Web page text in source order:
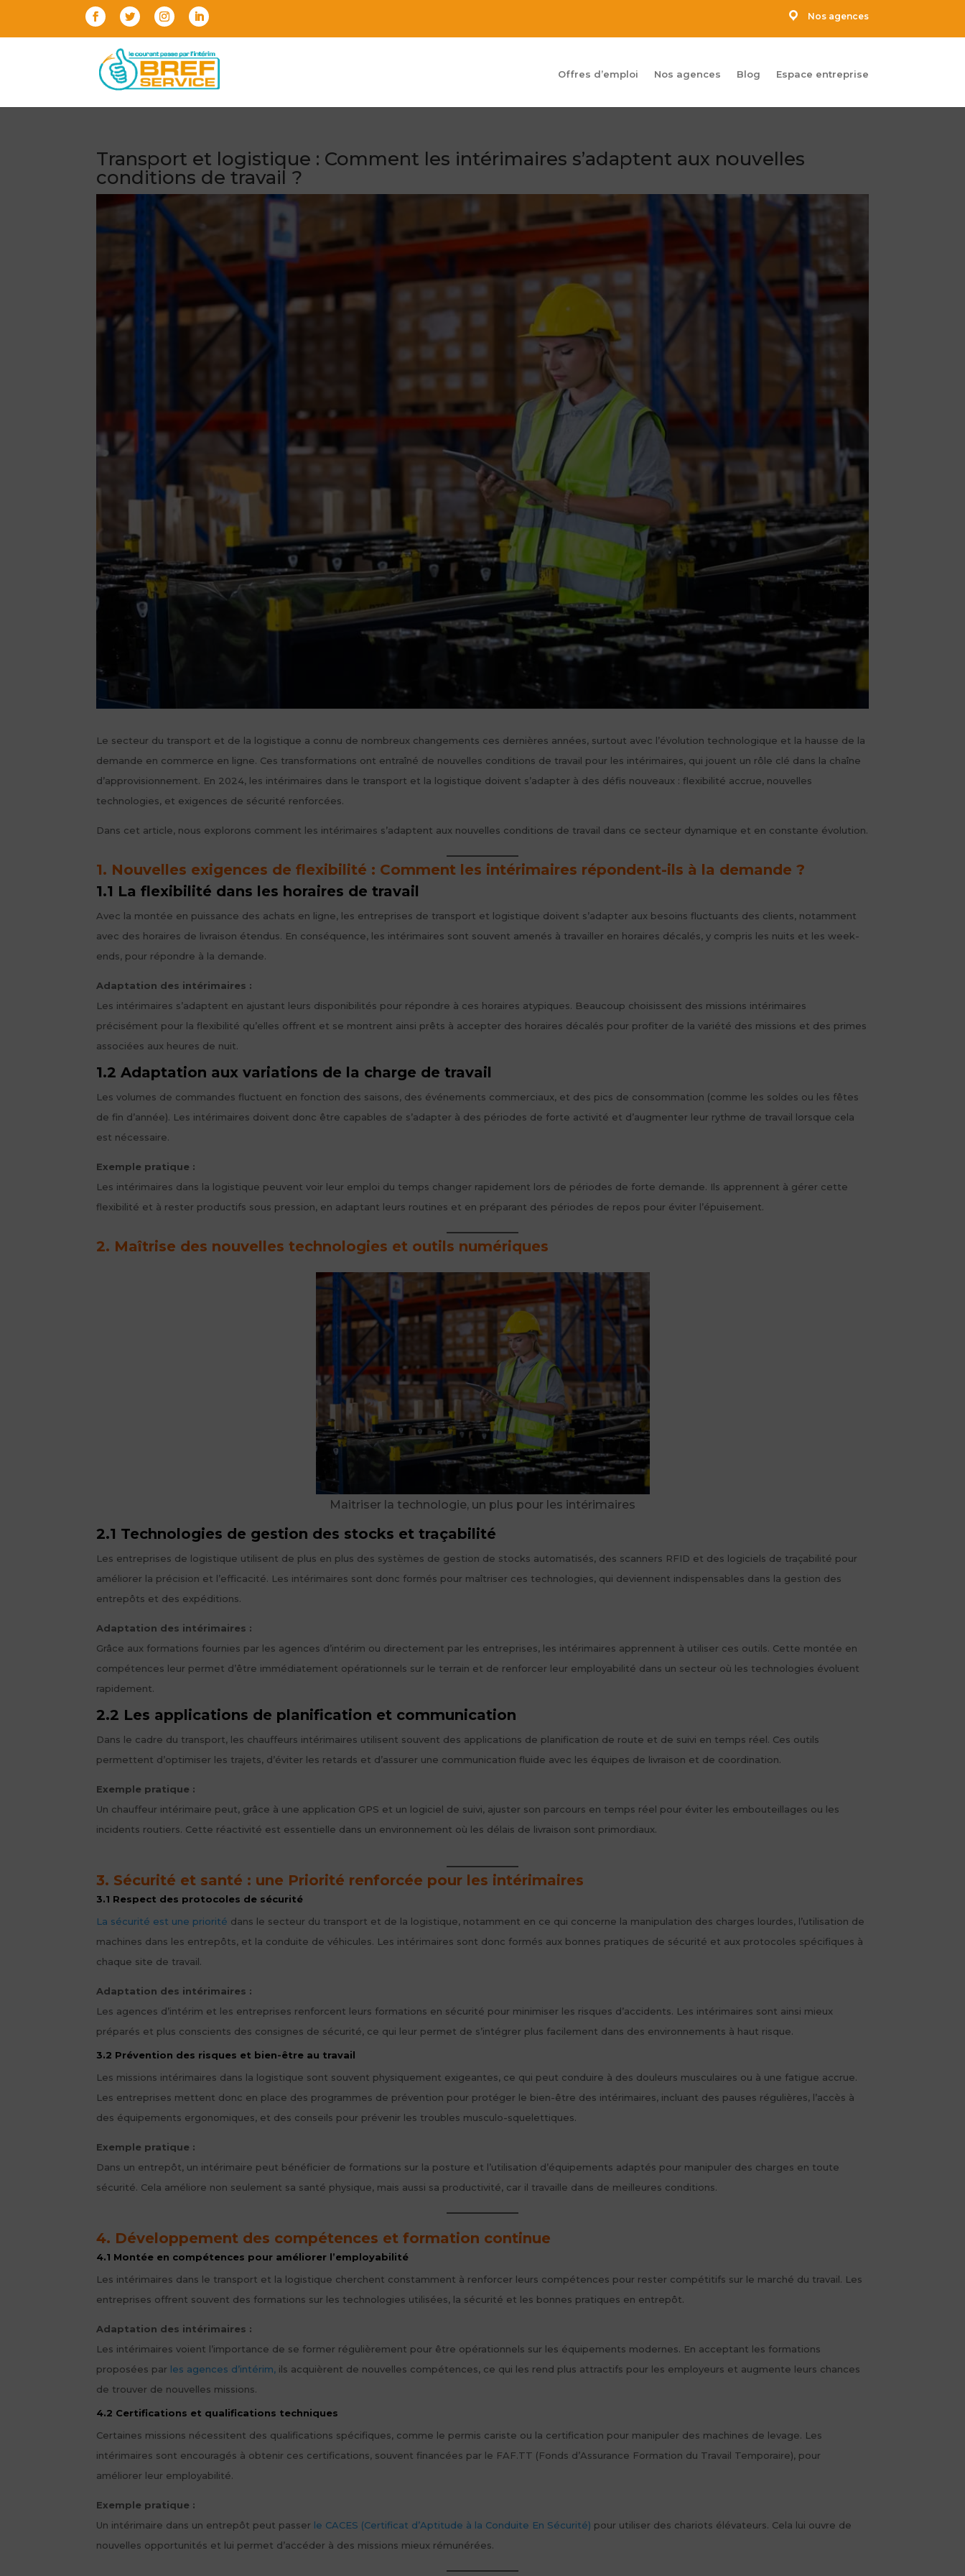
Nos agences
Offres d’emploi Nos agences Blog Espace entreprise
Transport et logistique : Comment les intérimaires s’adaptent aux nouvelles
conditions de travail ?
Le secteur du transport et de la logistique a connu de nombreux changements ces dernières années, surtout avec l’évolution technologique et la hausse de la
demande en commerce en ligne. Ces transformations ont entraîné de nouvelles conditions de travail pour les intérimaires, qui jouent un rôle clé dans la chaîne
d’approvisionnement. En 2024, les intérimaires dans le transport et la logistique doivent s’adapter à des défis nouveaux : flexibilité accrue, nouvelles
technologies, et exigences de sécurité renforcées.
Dans cet article, nous explorons comment les intérimaires s’adaptent aux nouvelles conditions de travail dans ce secteur dynamique et en constante évolution.
1. Nouvelles exigences de flexibilité : Comment les intérimaires répondent-ils à la demande ?
1.1 La flexibilité dans les horaires de travail
Avec la montée en puissance des achats en ligne, les entreprises de transport et logistique doivent s’adapter aux besoins fluctuants des clients, notamment
avec des horaires de livraison étendus. En conséquence, les intérimaires sont souvent amenés à travailler en horaires décalés, y compris les nuits et les week-
ends, pour répondre à la demande.
Adaptation des intérimaires :
Les intérimaires s’adaptent en ajustant leurs disponibilités pour répondre à ces horaires atypiques. Beaucoup choisissent des missions intérimaires
précisément pour la flexibilité qu’elles offrent et se montrent ainsi prêts à accepter des horaires décalés pour profiter de la variété des missions et des primes
associées aux heures de nuit.
1.2 Adaptation aux variations de la charge de travail
Les volumes de commandes fluctuent en fonction des saisons, des événements commerciaux, et des pics de consommation (comme les soldes ou les fêtes
de fin d’année). Les intérimaires doivent donc être capables de s’adapter à des périodes de forte activité et d’augmenter leur rythme de travail lorsque cela
est nécessaire.
Exemple pratique :
Les intérimaires dans la logistique peuvent voir leur emploi du temps changer rapidement lors de périodes de forte demande. Ils apprennent à gérer cette
flexibilité et à rester productifs sous pression, en adaptant leurs routines et en préparant des périodes de repos pour éviter l’épuisement.
2. Maîtrise des nouvelles technologies et outils numériques
Maitriser la technologie, un plus pour les intérimaires
2.1 Technologies de gestion des stocks et traçabilité
Les entreprises de logistique utilisent de plus en plus des systèmes de gestion de stocks automatisés, des scanners RFID et des logiciels de traçabilité pour
améliorer la précision et l’efficacité. Les intérimaires sont donc formés pour maîtriser ces technologies, qui deviennent indispensables dans la gestion des
entrepôts et des expéditions.
Adaptation des intérimaires :
Grâce aux formations fournies par les agences d’intérim ou directement par les entreprises, les intérimaires apprennent à utiliser ces outils. Cette montée en
compétences leur permet d’être immédiatement opérationnels sur le terrain et de renforcer leur employabilité dans un secteur où les technologies évoluent
rapidement.
2.2 Les applications de planification et communication
Dans le cadre du transport, les chauffeurs intérimaires utilisent souvent des applications de planification de route et de suivi en temps réel. Ces outils
permettent d’optimiser les trajets, d’éviter les retards et d’assurer une communication fluide avec les équipes de livraison et de coordination.
Exemple pratique :
Un chauffeur intérimaire peut, grâce à une application GPS et un logiciel de suivi, ajuster son parcours en temps réel pour éviter les embouteillages ou les
incidents routiers. Cette réactivité est essentielle dans un environnement où les délais de livraison sont primordiaux.
3. Sécurité et santé : une Priorité renforcée pour les intérimaires
3.1 Respect des protocoles de sécurité
La sécurité est une priorité dans le secteur du transport et de la logistique, notamment en ce qui concerne la manipulation des charges lourdes, l’utilisation de
machines dans les entrepôts, et la conduite de véhicules. Les intérimaires sont donc formés aux bonnes pratiques de sécurité et aux protocoles spécifiques à
chaque site de travail.
Adaptation des intérimaires :
Les agences d’intérim et les entreprises renforcent leurs formations en sécurité pour minimiser les risques d’accidents. Les intérimaires sont ainsi mieux
préparés et plus conscients des consignes de sécurité, ce qui leur permet de s’intégrer plus facilement dans des environnements à haut risque.
3.2 Prévention des risques et bien-être au travail
Les missions intérimaires dans la logistique sont souvent physiquement exigeantes, ce qui peut conduire à des douleurs musculaires ou à une fatigue accrue.
Les entreprises mettent donc en place des programmes de prévention pour protéger le bien-être des intérimaires, incluant des pauses régulières, l’accès à
des équipements ergonomiques, et des conseils pour prévenir les troubles musculo-squelettiques.
Exemple pratique :
Dans un entrepôt, un intérimaire peut bénéficier de formations sur la posture et l’utilisation d’équipements adaptés pour manipuler des charges en toute
sécurité. Cela améliore non seulement sa santé physique, mais aussi sa productivité, car il travaille dans de meilleures conditions.
4. Développement des compétences et formation continue
4.1 Montée en compétences pour améliorer l’employabilité
Les intérimaires dans le transport et la logistique cherchent constamment à renforcer leurs compétences pour rester compétitifs sur le marché du travail. Les
entreprises offrent souvent des formations sur les technologies utilisées, la sécurité et les bonnes pratiques en entrepôt.
Adaptation des intérimaires :
Les intérimaires voient l’importance de se former régulièrement pour être opérationnels sur les équipements modernes. En acceptant les formations
proposées par les agences d’intérim, ils acquièrent de nouvelles compétences, ce qui les rend plus attractifs pour les employeurs et augmente leurs chances
de trouver de nouvelles missions.
4.2 Certifications et qualifications techniques
Certaines missions nécessitent des qualifications spécifiques, comme le permis cariste ou la certification pour manipuler des machines de levage. Les
intérimaires sont encouragés à obtenir ces certifications, souvent financées par le FAF.TT (Fonds d’Assurance Formation du Travail Temporaire), pour
améliorer leur employabilité.
Exemple pratique :
Un intérimaire dans un entrepôt peut passer le CACES (Certificat d’Aptitude à la Conduite En Sécurité) pour utiliser des chariots élévateurs. Cela lui ouvre de
nouvelles opportunités et lui permet d’accéder à des missions mieux rémunérées.